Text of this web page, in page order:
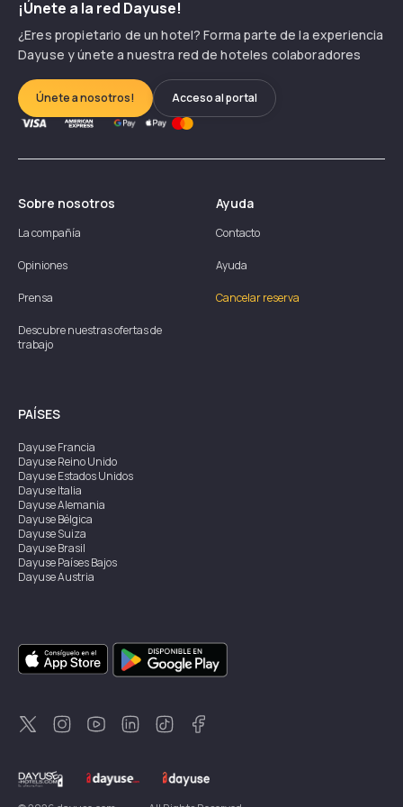
¡Únete a la red Dayuse!
¿Eres propietario de un hotel? Forma parte de la experiencia
Dayuse y únete a nuestra red de hoteles colaboradores
Únete a nosotros! Acceso al portal
Sobre nosotros
La compañía
Opiniones
Prensa
Descubre nuestras ofertas de
trabajo
Ayuda
Contacto
Ayuda
Cancelar reserva
PAÍSES
DayuseFrancia
DayuseReino Unido
DayuseEstados Unidos
DayuseItalia
DayuseAlemania
DayuseBélgica
DayuseSuiza
DayuseBrasil
DayusePaíses Bajos
DayuseAustria
DayuseSingapur
DayuseSuecia
DayuseTailandia
DayuseNueva Zelanda
DayuseTurquía